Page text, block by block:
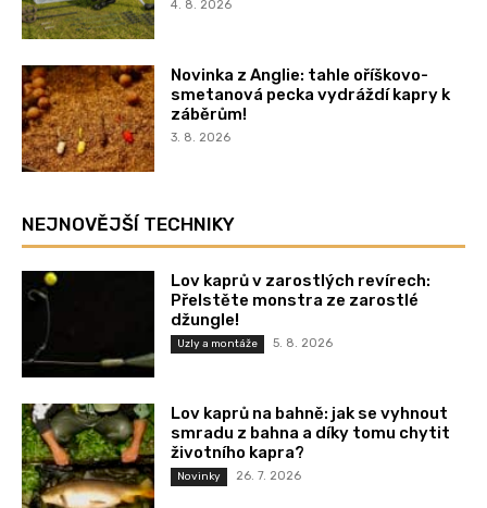
4. 8. 2026
Novinka z Anglie: tahle oříškovo-
smetanová pecka vydráždí kapry k
záběrům!
3. 8. 2026
NEJNOVĚJŠÍ TECHNIKY
Lov kaprů v zarostlých revírech:
Přelstěte monstra ze zarostlé
džungle!
Uzly a montáže 5. 8. 2026
Lov kaprů na bahně: jak se vyhnout
smradu z bahna a díky tomu chytit
životního kapra?
Novinky 26. 7. 2026